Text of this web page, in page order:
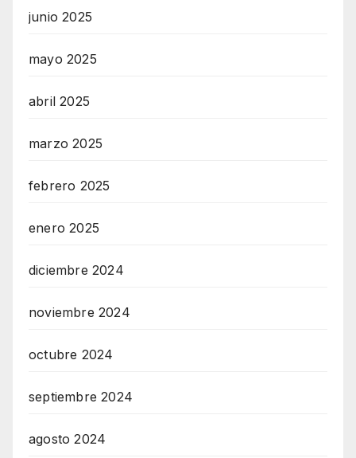
junio 2025
mayo 2025
abril 2025
marzo 2025
febrero 2025
enero 2025
diciembre 2024
noviembre 2024
octubre 2024
septiembre 2024
agosto 2024